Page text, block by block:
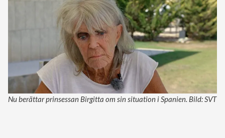
Nu berättar prinsessan Birgitta om sin situation i Spanien. Bild: SVT